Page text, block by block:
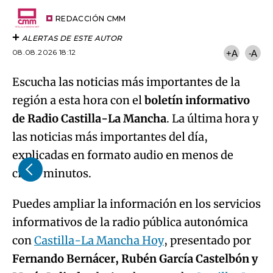
REDACCIÓN CMM
ALERTAS DE ESTE AUTOR
08.08.2026 18:12
+A -A
Escucha las noticias más importantes de la
región a esta hora con elboletín informativo
de Radio Castilla-La Mancha. La última hora y
las noticias más importantes del día,
explicadas en formato audio en menos de
cinco minutos.
Puedes ampliar la información en los servicios
informativos de la radio pública autonómica
conCastilla-La Mancha Hoy, presentado por
Fernando Bernácer, Rubén García Castelbón y